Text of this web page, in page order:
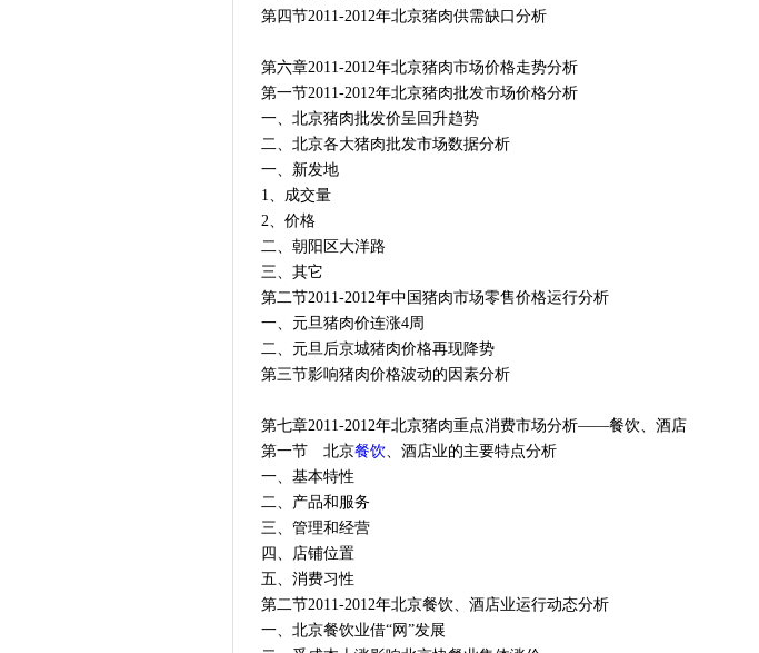
第四节2011-2012年北京猪肉供需缺口分析
第六章2011-2012年北京猪肉市场价格走势分析
第一节2011-2012年北京猪肉批发市场价格分析
一、北京猪肉批发价呈回升趋势
二、北京各大猪肉批发市场数据分析
一、新发地
1、成交量
2、价格
二、朝阳区大洋路
三、其它
第二节2011-2012年中国猪肉市场零售价格运行分析
一、元旦猪肉价连涨4周
二、元旦后京城猪肉价格再现降势
第三节影响猪肉价格波动的因素分析
第七章2011-2012年北京猪肉重点消费市场分析——餐饮、酒店
第一节 北京餐饮、酒店业的主要特点分析
一、基本特性
二、产品和服务
三、管理和经营
四、店铺位置
五、消费习性
第二节2011-2012年北京餐饮、酒店业运行动态分析
一、北京餐饮业借“网”发展